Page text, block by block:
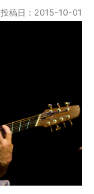
投稿日：2015-10-01